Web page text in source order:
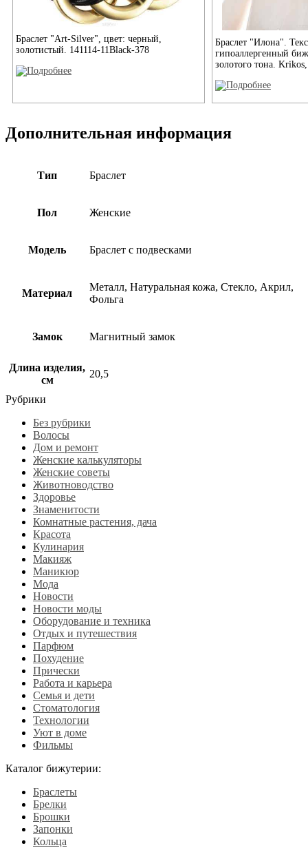
Браслет "Art-Silver", цвет: черный,
золотистый. 141114-11Black-378
Браслет "Илона".
гипоаллергенный
золотого тона.
Дополнительная информация
Тип Браслет
Пол Женские
Модель Браслет с подвесками
Материал
Металл, Натуральная кожа, Стекло, Акрил,
Фольга
Замок Магнитный замок
Длина изделия,
см
20,5
Рубрики
Без рубрики
Волосы
Дом и ремонт
Женские калькуляторы
Женские советы
Животноводство
Здоровье
Знаменитости
Комнатные растения, дача
Красота
Кулинария
Макияж
Маникюр
Мода
Новости
Новости моды
Оборудование и техника
Отдых и путешествия
Парфюм
Похудение
Прически
Работа и карьера
Семья и дети
Стоматология
Технологии
Уют в доме
Фильмы
Каталог бижутерии:
Браслеты
Брелки
Брошки
Запонки
Кольца